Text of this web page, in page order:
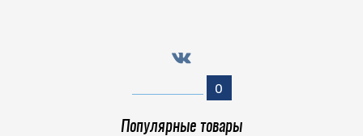
0
Популярные товары